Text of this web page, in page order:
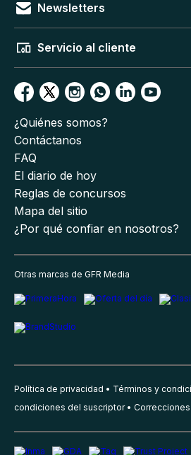
Newsletters
Servicio al cliente
¿Quiénes somos?
Contáctanos
FAQ
El diario de hoy
Reglas de concursos
Mapa del sitio
¿Por qué confiar en nosotros?
Otras marcas de GFR Media
Política de privacidad Términos y
condiciones del suscriptor
Correcciones